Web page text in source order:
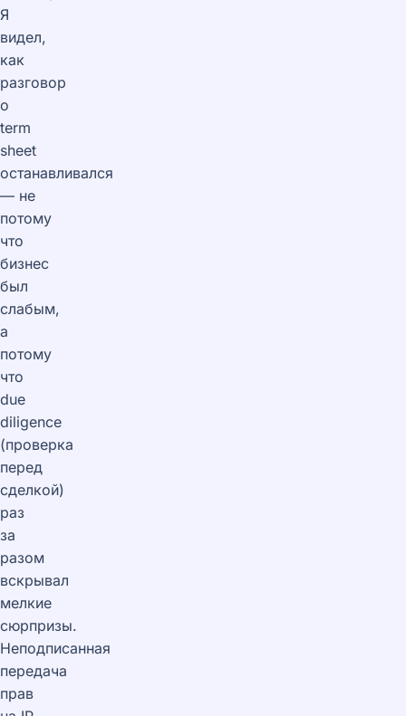
Я
видел,
как
разговор
о
term
sheet
останавливался
— не
потому
что
бизнес
был
слабым,
а
потому
что
due
diligence
(проверка
перед
сделкой)
раз
за
разом
вскрывал
мелкие
сюрпризы.
Неподписанная
передача
прав